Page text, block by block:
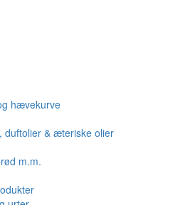
hævekurve
duftolier & æteriske olier
m.m.